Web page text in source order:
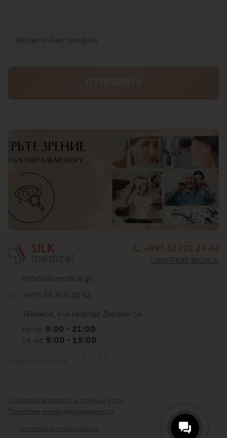
ОБРАТНЫЙ ЗВОНОК
info@silkmedical.ge
+995 56 860 38 68
Тбилиси, 6-й квартал Дигоми 5а
пн-пт 9:00 - 21:00
сб-вс 9:00 - 19:00
Политика возврата и отмены услуг
Политика конфиденциальности
Условия использования